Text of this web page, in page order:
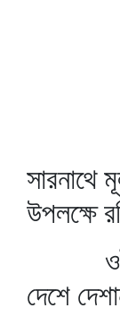
সারনাথে
উপলক্ষে
ওই
দেশে